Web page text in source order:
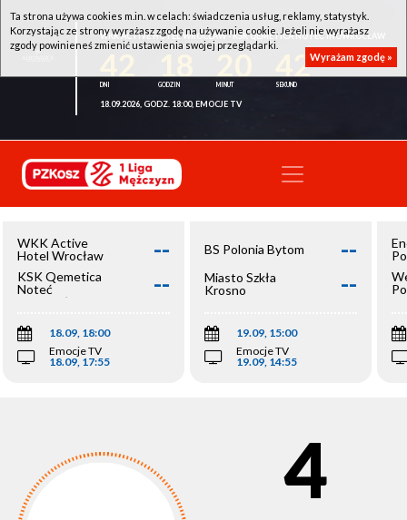
WKK ACTIVE HOTEL WROCŁAW - KSK QEMETICA NOTEĆ INOWROCŁAW
42
18.09.2026, GODZ. 18:00, EMOCJE TV
WKK Active
Hotel Wrocław
--
KSK Qemetica
Noteć
Inowrocław
--
18.09, 18:00
Emocje TV
18.09, 17:55
BS Polonia Bytom --
Miasto Szkła
Krosno
--
19.09, 15:00
Emocje TV
19.09, 14:55
4
Ta strona używa cookies m.in. w celach: świadczenia usług, reklamy, statystyk.
Korzystając ze strony wyrażasz zgodę na używanie cookie. Jeżeli nie wyrażasz
zgody powinieneś zmienić ustawienia swojej przeglądarki.
Wyrażam zgodę »